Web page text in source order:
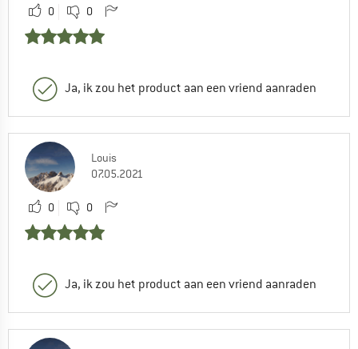
0 0
Ja, ik zou het product aan een vriend aanraden
Louis
07.05.2021
0 0
Ja, ik zou het product aan een vriend aanraden